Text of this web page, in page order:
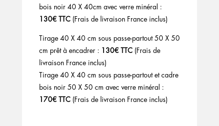
bois noir 40 X 40cm avec verre minéral :
130€ TTC (Frais de livraison France inclus)
Tirage 40 X 40 cm sous passe-partout 50 X 50
cm prêt à encadrer :
130€ TTC(Frais de
livraison France inclus)
Tirage 40 X 40 cm sous passe-partout et cadre
bois noir 50 X 50 cm avec verre minéral :
170€ TTC(Frais de livraison France inclus)